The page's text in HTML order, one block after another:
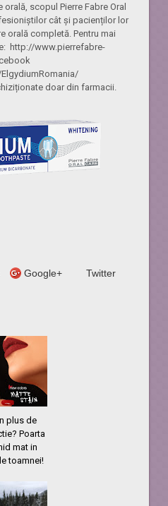
scopul Pierre Fabre Oral
cât și pacienților lor
orală completă. Pentru mai
http://www.pierrefabre-
doar din farmacii.
Google+ Twitter
plus de
Poarta
mat in
toamnei!